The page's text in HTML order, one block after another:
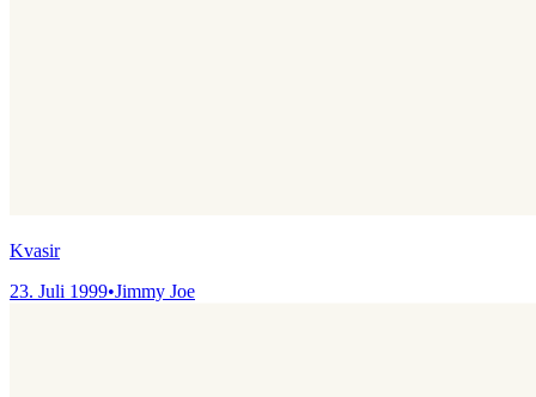
Kvasir
23. Juli 1999•Jimmy Joe